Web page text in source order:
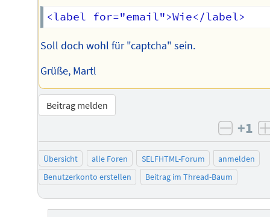
Soll doch wohl für "captcha" sein.
Grüße, Martl
Beitrag melden
+1
Übersicht alle Foren SELFHTML-Forum
anmelden
Benutzerkonto erstellen
Beitrag im Thread-Baum